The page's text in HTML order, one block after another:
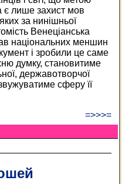
є лише захист мов
за нинішньої
Венеціанська
національних меншин
і зробили це саме
думку, становитиме
державотворчої
сферу її
=>>>=